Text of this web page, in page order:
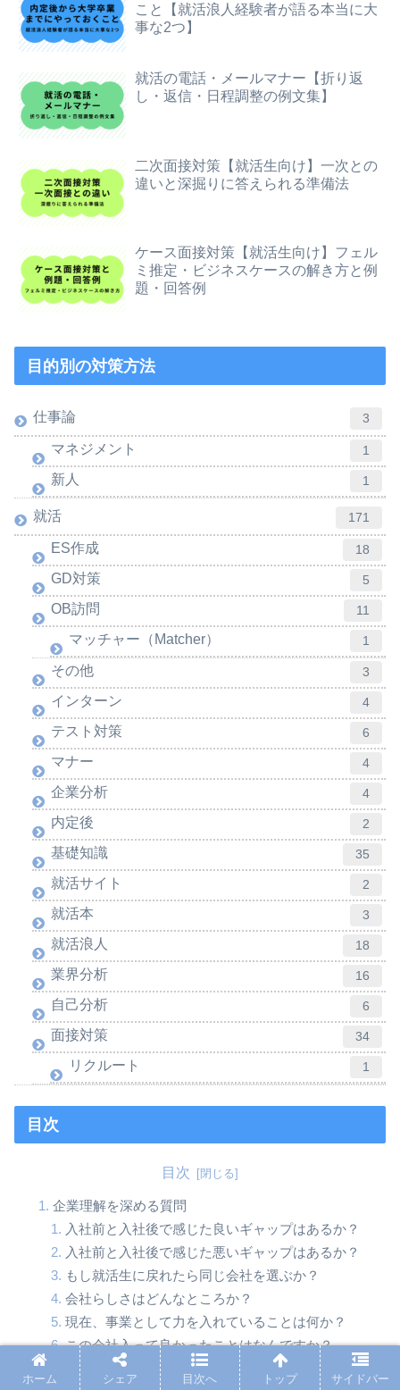
こと【就活浪人経験者が語る本当に大
事な2つ】
就活の電話・メールマナー【折り返
し・返信・日程調整の例文集】
二次面接対策【就活生向け】一次との
違いと深掘りに答えられる準備法
ケース面接対策【就活生向け】フェル
ミ推定・ビジネスケースの解き方と例
題・回答例
目的別の対策方法
仕事論 3
マネジメント 1
新人 1
就活 171
ES作成 18
GD対策 5
OB訪問 11
マッチャー（Matcher） 1
その他 3
インターン 4
テスト対策 6
マナー 4
企業分析 4
内定後 2
基礎知識 35
就活サイト 2
就活本 3
就活浪人 18
業界分析 16
自己分析 6
面接対策 34
リクルート 1
目次
目次
企業理解を深める質問
入社前と入社後で感じた良いギャップはあるか？
入社前と入社後で感じた悪いギャップはあるか？
もし就活生に戻れたら同じ会社を選ぶか？
会社らしさはどんなところか？
現在、事業として力を入れていることは何か？
この会社入って良かったことはなんですか？
会社の強みを教えてください
ホーム シェア 目次へ トップ サイドバー